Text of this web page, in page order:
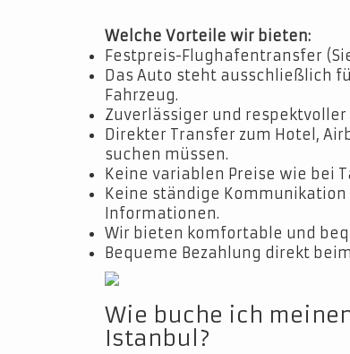
Welche Vorteile wir bieten:
Festpreis-Flughafentransfer
Das Auto steht ausschließlich
Fahrzeug.
Zuverlässiger und
Direkter Transfer zum Hotel,
suchen müssen.
Keine variablen Preise wie bei
Keine ständige
Informationen.
Wir bieten komfortable und
Bequeme Bezahlung direkt
Wie buche ich
Istanbul?